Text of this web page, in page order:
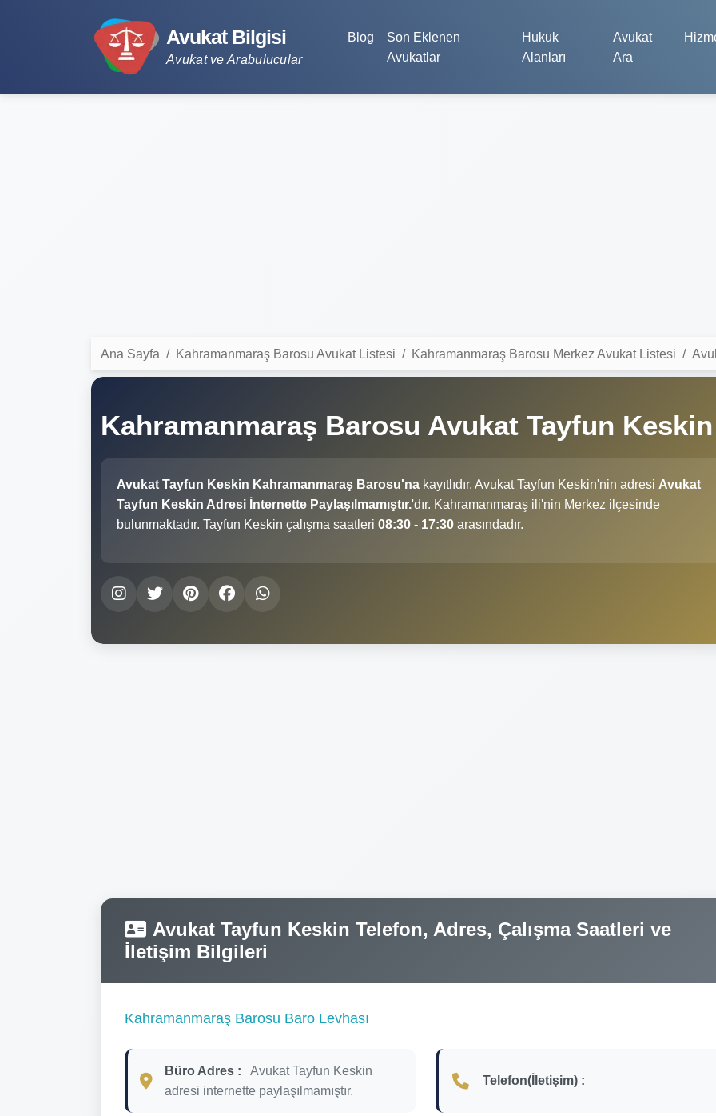
Avukat Bilgisi
Avukat ve Arabulucular
Blog
Son Eklenen
Avukatlar
Hukuk
Alanları
Avukat
Ara
Ana Sayfa Kahramanmaraş Barosu Avukat Listesi Kahramanmaraş Barosu Merkez Avukat Listesi
Kahramanmaraş Barosu Avukat Tayfun
Avukat Tayfun Keskin Kahramanmaraş Barosu'na kayıtlıdır. Avukat Tayfun Keskin'nin adresi Avukat
Tayfun Keskin Adresi İnternette Paylaşılmamıştır.'dır. Kahramanmaraş ili'nin Merkez ilçesinde
bulunmaktadır. Tayfun Keskin çalışma saatleri 08:30 - 17:30 arasındadır.
Avukat Tayfun Keskin Telefon, Adres, Çalışma Saatleri ve
İletişim Bilgileri
Kahramanmaraş Barosu Baro Levhası
Büro Adres :
Avukat Tayfun Keskin
adresi internette paylaşılmamıştır.
Telefon(İletişim) :